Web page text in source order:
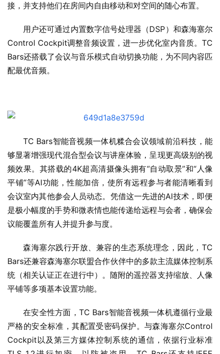
接，并支持他们在房间内自由移动和对空间的随心布置。
用户还可通过内置数字信号处理器（DSP）和森海塞尔
Control Cockpit调整音频设置，进一步优化室内音质。TC
Bars还搭载了会议与音乐模式自动切换功能，为不同内容匹
配最优音频。
TC Bars智能音视频一体机糅合会议领域前沿科技，能
够显著增强现代混合型会议与讲座体验，呈现更高级别的视
频效果。其搭载的4K超高清摄像头拥有“自动取景”和“人像
平铺”等AI功能，性能加倍，使所有远程参与者能清晰看到
会议室内其他参会人员动态。凭借这一先进的AI技术，即便
是极小幅度的手势和微表情也能传递给远程与会者，确保会
议能覆盖所有人并提升参与度。
森海塞尔践行开放、兼容的生态系统理念，因此，TC
Bars还兼容森海塞尔联盟合作伙伴中的多款主流媒体控制系
统（相关认证正在进行中）。随附的遥控器支持缩放、人像
平铺等多项基本设置功能。
在安全性方面，TC Bars智能音视频一体机遵循行业最
严格的安全标准，其配置受密码保护。与森海塞尔Control
Cockpit以及第三方媒体控制系统的通信，依据行业标准